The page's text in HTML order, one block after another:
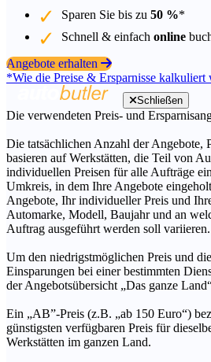
Sparen Sie bis zu 50 %*
Schnell & einfach online
Angebote erhalten
*Wie die Preise & Ersparnisse kalkuliert
Schließen
Die verwendeten Preis- und
Die tatsächlichen Anzahl der Angebote,
basieren auf Werkstätten, die Teil von
individuellen Preisen für alle Aufträge
Umkreis, in dem Ihre Angebote
Angebote, Ihr individueller Preis und
Automarke, Modell, Baujahr und an
Auftrag ausgeführt werden soll variieren.
Um den niedrigstmöglichen Preis und
Einsparungen bei einer bestimmten
der Angebotsübersicht „Das ganze
Ein „AB”-Preis (z.B. „ab 150 Euro“)
günstigsten verfügbaren Preis für
Werkstätten im ganzen Land.